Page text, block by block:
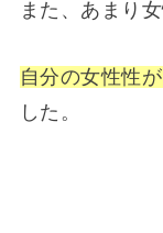
また、あまり
自分の女性性が
した。